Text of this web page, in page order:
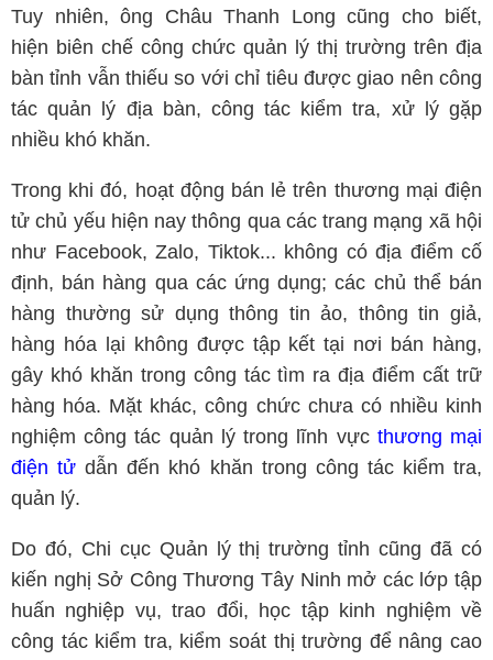
Tuy nhiên, ông Châu Thanh Long cũng cho biết,
hiện biên chế công chức quản lý thị trường trên địa
bàn tỉnh vẫn thiếu so với chỉ tiêu được giao nên công
tác quản lý địa bàn, công tác kiểm tra, xử lý gặp
nhiều khó khăn.
Trong khi đó, hoạt động bán lẻ trên thương mại điện
tử chủ yếu hiện nay thông qua các trang mạng xã hội
như Facebook, Zalo, Tiktok... không có địa điểm cố
định, bán hàng qua các ứng dụng; các chủ thể bán
hàng thường sử dụng thông tin ảo, thông tin giả,
hàng hóa lại không được tập kết tại nơi bán hàng,
gây khó khăn trong công tác tìm ra địa điểm cất trữ
hàng hóa. Mặt khác, công chức chưa có nhiều kinh
nghiệm công tác quản lý trong lĩnh vực thương mại
điện tử dẫn đến khó khăn trong công tác kiểm tra,
quản lý.
Do đó, Chi cục Quản lý thị trường tỉnh cũng đã có
kiến nghị Sở Công Thương Tây Ninh mở các lớp tập
huấn nghiệp vụ, trao đổi, học tập kinh nghiệm về
công tác kiểm tra, kiểm soát thị trường để nâng cao